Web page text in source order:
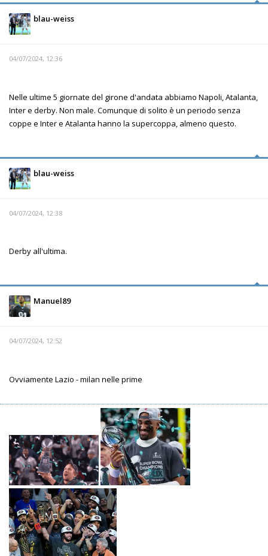
blau-weiss
04/07/2024, 12:36
Nelle ultime 5 giornate del girone d'andata abbiamo Napoli, Atalanta,
Inter e derby. Non male. Comunque di solito è un periodo senza
coppe e Inter e Atalanta hanno la supercoppa, almeno questo.
blau-weiss
04/07/2024, 12:38
Derby all'ultima.
Manuel89
04/07/2024, 12:52
Ovviamente Lazio - milan nelle prime